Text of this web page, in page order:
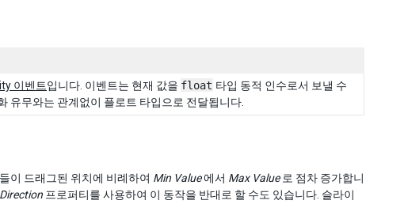
이벤트입니다. 이벤트는 현재 값을 float 타입 동적 인수로서 보낼 수
유무와는 관계없이 플로트 타입으로 전달됩니다.
이 드래그된 위치에 비례하여 Min Value에서 Max Value로 점차 증가합니
Direction 프로퍼티를 사용하여 이 동작을 반대로 할 수도 있습니다. 슬라이